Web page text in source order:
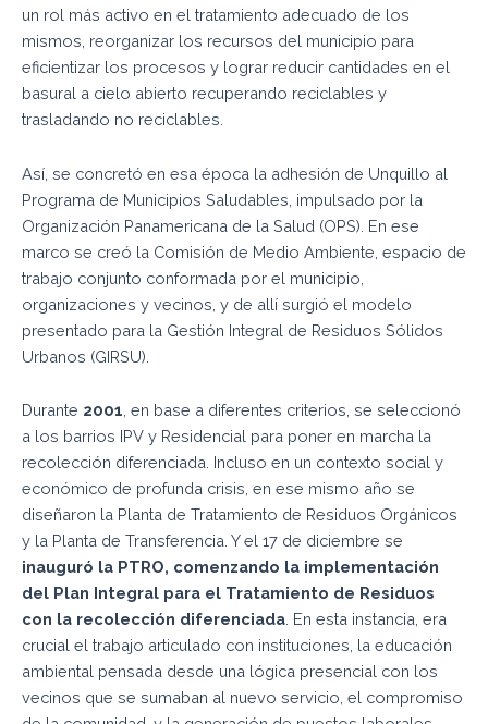
un rol más activo en el tratamiento adecuado de los
mismos, reorganizar los recursos del municipio para
eficientizar los procesos y lograr reducir cantidades en el
basural a cielo abierto recuperando reciclables y
trasladando no reciclables.
Así, se concretó en esa época la adhesión de Unquillo al
Programa de Municipios Saludables, impulsado por la
Organización Panamericana de la Salud (OPS). En ese
marco se creó la Comisión de Medio Ambiente, espacio de
trabajo conjunto conformada por el municipio,
organizaciones y vecinos, y de allí surgió el modelo
presentado para la Gestión Integral de Residuos Sólidos
Urbanos (GIRSU).
Durante 2001 , en base a diferentes criterios, se seleccionó
a los barrios IPV y Residencial para poner en marcha la
recolección diferenciada. Incluso en un contexto social y
económico de profunda crisis, en ese mismo año se
diseñaron la Planta de Tratamiento de Residuos Orgánicos
y la Planta de Transferencia. Y el 17 de diciembre se
inauguró la PTRO, comenzando la implementación
del Plan Integral para el Tratamiento de Residuos
con la recolección diferenciada . En esta instancia, era
crucial el trabajo articulado con instituciones, la educación
ambiental pensada desde una lógica presencial con los
vecinos que se sumaban al nuevo servicio, el compromiso